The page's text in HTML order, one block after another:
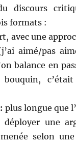
discours
formats :
avec une
aimé/pas
balance en
plus longue que
déployer une
selon